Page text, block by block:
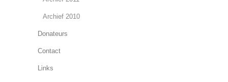
Archief 2010
Donateurs
Contact
Links